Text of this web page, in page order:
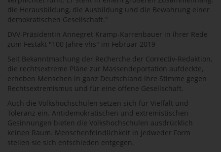
die Herausbildung, die Ausbildung und die Bewahrung einer
demokratischen Gesellschaft."
DVV-Präsidentin Annegret Kramp-Karrenbauer in ihrer Rede
zum Festakt "100 Jahre vhs" im Februar 2019
Seit Bekanntmachung der Recherche der Correctiv-Redaktion,
die rechtsextreme Pläne zur Massendeportation aufdeckte,
erheben Menschen in ganz Deutschland ihre Stimme gegen
Rechtsextremismus und für eine offene Gesellschaft.
Auch die Volkshochschulen setzen sich für Vielfalt und
Toleranz ein. Antidemokratischen und extremistischen
Gesinnungen bieten die Volkshochschulen ausdrücklich
keinen Raum. Menschenfeindlichkeit in jedweder Form
stellen sie sich entschieden entgegen.